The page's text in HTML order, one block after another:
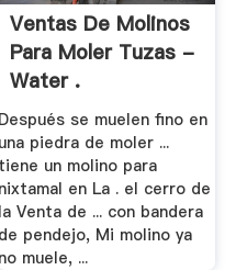
Ventas De Molinos
Para Moler Tuzas -
Water .
Después se muelen fino en
una piedra de moler ...
tiene un molino para
nixtamal en La . el cerro de
la Venta de ... con bandera
de pendejo, Mi molino ya
no muele, ...